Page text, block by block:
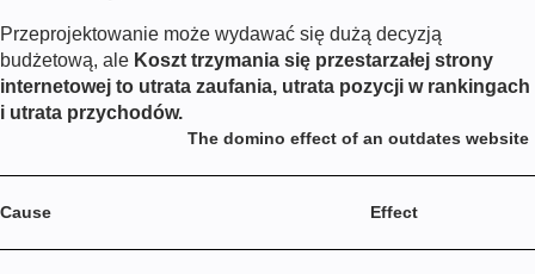
Przeprojektowanie może wydawać się dużą decyzją
budżetową, ale Koszt trzymania się przestarzałej strony
internetowej to utrata zaufania, utrata pozycji w rankingach
i utrata przychodów.
The domino effect of an outdates website
Cause Effect